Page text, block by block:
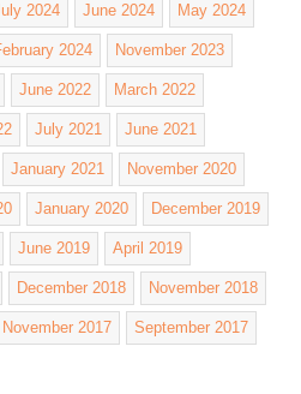
2024 June 2024 May 2024
2024 November 2023
June 2022 March 2022
July 2021 June 2021
January 2021 November 2020
January 2020 December 2019
June 2019 April 2019
December 2018 November 2018
November 2017 September 2017